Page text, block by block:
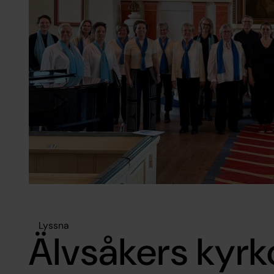
Lyssna
Älvsåkers